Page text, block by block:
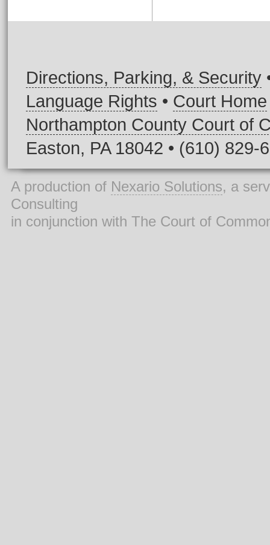
Directions, Parking, & Security
Language Rights • Court Home
Northampton County Court of
Easton, PA 18042 • (610) 829-
A production of Nexario Solutions, a
Consulting
in conjunction with The Court of